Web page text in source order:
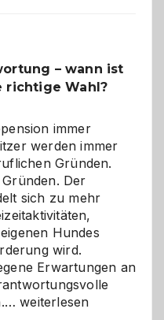
– wann ist
richtige Wahl?
immer
werden immer
Gründen.
Der
sich zu mehr
Hundes
wird.
Erwartungen an
Betreuung
weiterlesen